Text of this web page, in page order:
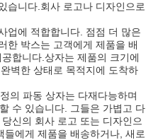
습니다.회사 로고나 디자인으로
업에 적합합니다. 점점 더 많은
한 박스는 고객에게 제품을 배
합니다.상자는 제품의 크기에
벽한 상태로 목적지에 도착하
의 파동 상자는 다재다능하며
수 있습니다. 그들은 가볍고 다
신의 회사 로고 또는 디자인으
에게 제품을 배송하거나, 새로